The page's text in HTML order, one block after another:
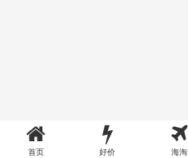
首页 好价 海淘